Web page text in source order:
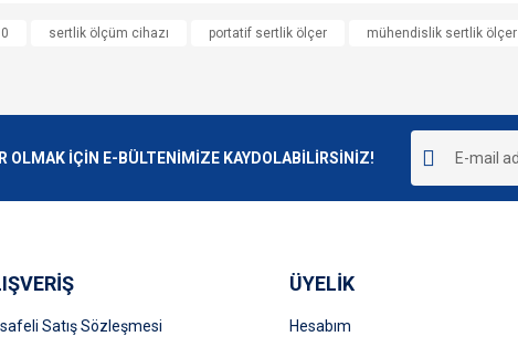
Bu ürüne ilk yorumu siz yapın!
Yorum Yaz
sertlik ölçüm cihazı portatif sertlik ölçer mühendislik sertlik ölçer
OLMAK İÇİN E-BÜLTENİMİZE KAYDOLABİLİRSİNİZ!
Satış Sözleşmesi
ÜYELİK
Hesabım